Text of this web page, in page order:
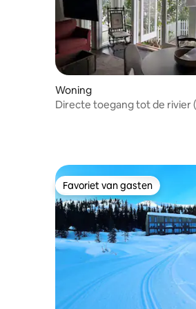
Woning
Directe toegang tot de rivier
Favoriet van gasten
Favoriet van gasten